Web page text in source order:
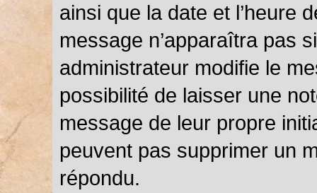
ainsi que la date et l’heure
message n’apparaîtra pas
administrateur modifie le
possibilité de laisser une
message de leur propre
peuvent pas supprimer un
répondu.